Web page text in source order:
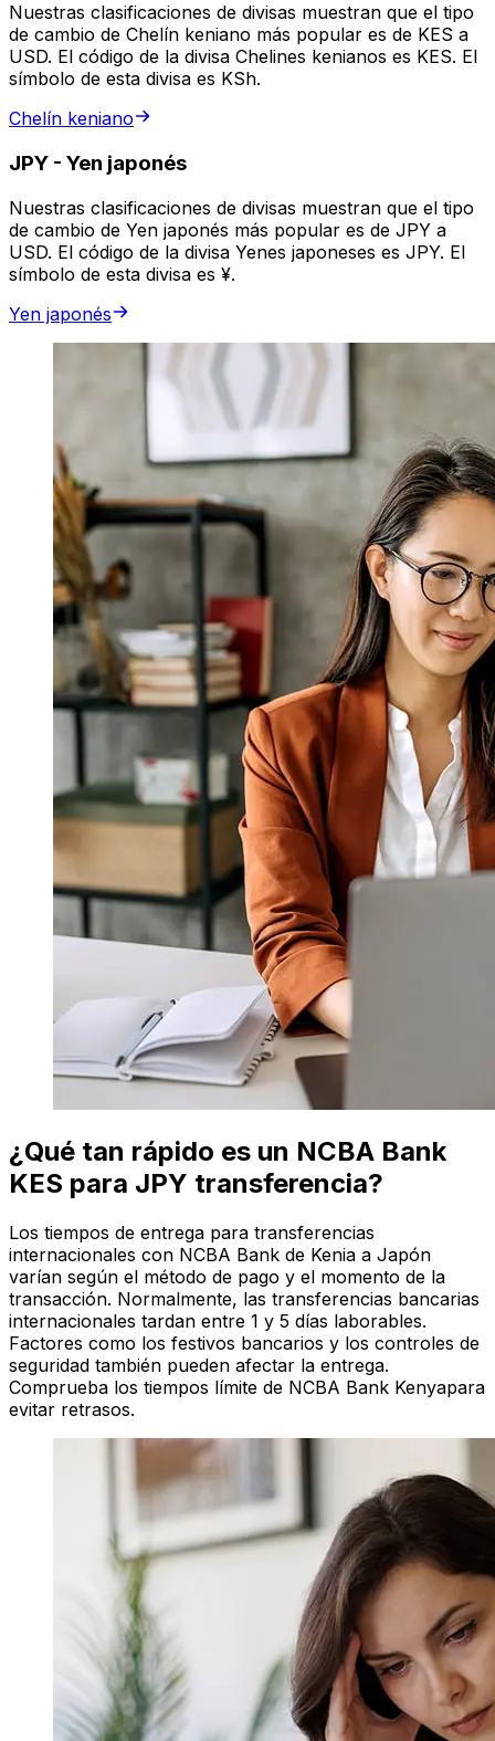
Nuestras clasificaciones de divisas muestran que el tipo
de cambio de Chelín keniano más popular es de KES a
USD. El código de la divisa Chelines kenianos es KES. El
símbolo de esta divisa es KSh.
Chelín keniano
JPY - Yen japonés
Nuestras clasificaciones de divisas muestran que el tipo
de cambio de Yen japonés más popular es de JPY a
USD. El código de la divisa Yenes japoneses es JPY. El
símbolo de esta divisa es ¥.
Yen japonés
¿Qué tan rápido es un NCBA Bank
KES para JPY transferencia?
Los tiempos de entrega para transferencias
internacionales con NCBA Bank de Kenia a Japón
varían según el método de pago y el momento de la
transacción. Normalmente, las transferencias bancarias
internacionales tardan entre 1 y 5 días laborables.
Factores como los festivos bancarios y los controles de
seguridad también pueden afectar la entrega.
Comprueba los tiempos límite de NCBA Bank Kenyapara
evitar retrasos.